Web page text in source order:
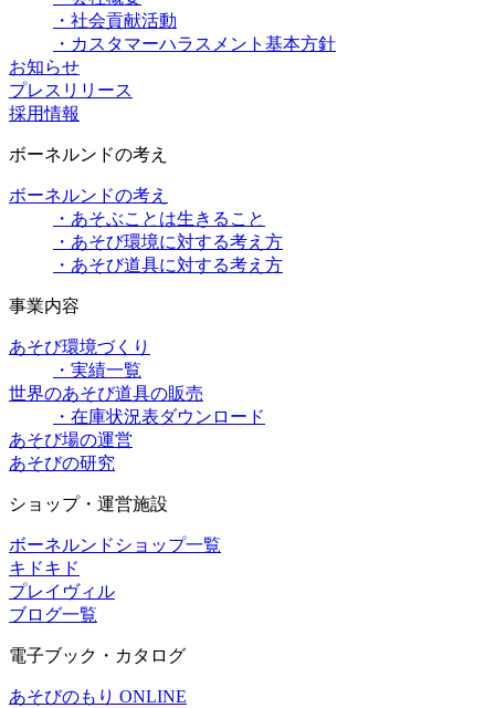
・社会貢献活動
・カスタマーハラスメント基本方針
お知らせ
プレスリリース
採用情報
ボーネルンドの考え
ボーネルンドの考え
・あそぶことは生きること
・あそび環境に対する考え方
・あそび道具に対する考え方
事業内容
あそび環境づくり
・実績一覧
世界のあそび道具の販売
・在庫状況表ダウンロード
あそび場の運営
あそびの研究
ショップ・運営施設
ボーネルンドショップ一覧
キドキド
プレイヴィル
ブログ一覧
電子ブック・カタログ
あそびのもり ONLINE